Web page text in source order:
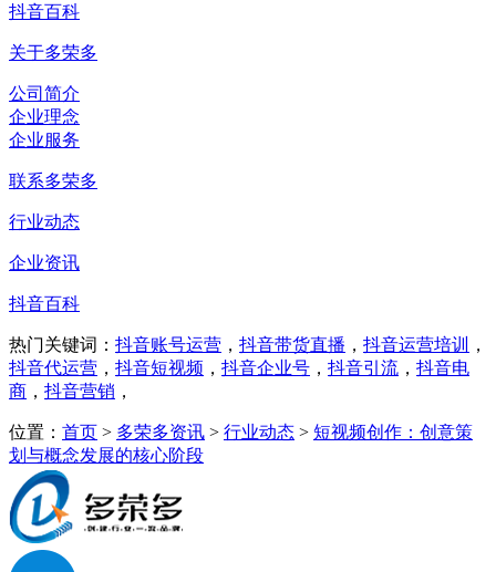
抖音百科
关于多荣多
公司简介
企业理念
企业服务
联系多荣多
行业动态
企业资讯
抖音百科
热门关键词： 抖音账号运营 ， 抖音带货直播 ， 抖音运营培训
，
抖音代运营 ， 抖音短视频 ， 抖音企业号 ， 抖音引流 ， 抖音电
商 ， 抖音营销 ，
位置： 首页 > 多荣多资讯 > 行业动态 > 短视频创作：创意策
划与概念发展的核心阶段